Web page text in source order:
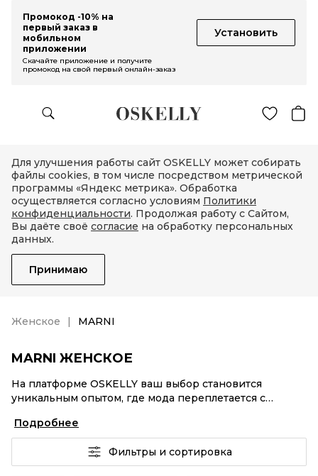
Промокод -10% на
первый заказ в
мобильном
приложении
Установить
Скачайте приложение и получите
промокод на свой первый онлайн-заказ
Для улучшения работы сайт OSKELLY может собирать
файлы cookies, в том числе посредством метрической
программы «Яндекс метрика». Обработка
осуществляется согласно условиям Политики
конфиденциальности. Продолжая работу с Сайтом,
Вы даёте своё согласие на обработку персональных
данных.
Принимаю
Женское MARNI
MARNI ЖЕНСКОЕ
На платформе OSKELLY ваш выбор становится
уникальным опытом, где мода переплетается с
аутентификация каждого заказа – MARNI Женское от
селлеров OSKELLY с быстрой доставкой по России.
Ваш стиль не ждет, и мы тоже! Винтажные изделия
или MARNI Женское из новых коллекций –
Подробнее
Фильтры и сортировка